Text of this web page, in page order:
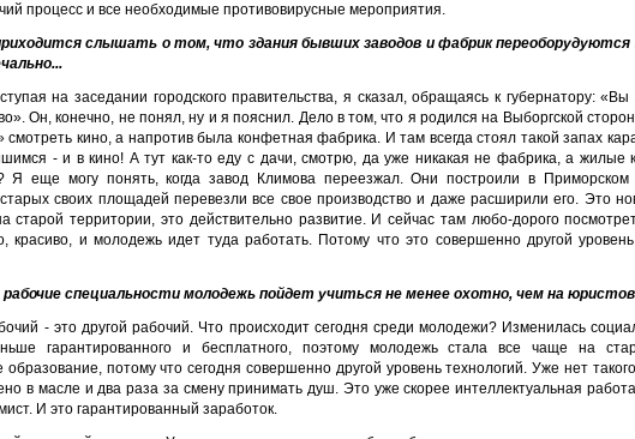
процесс и все необхо­димые противовирусные мероприятия.
слышать о том, что здания бывших заводов и фабрик
на заседании го­родского правительства, я сказал, обращаясь к губернатору:
Он, конеч­но, не понял, ну и я пояснил. Дело в том, что я родился на Выборгской
смотреть кино, а напротив была конфетная фабрика. И там всегда стоял такой запах
- и в кино! А тут как-то еду с дачи, смотрю, да уже никакая не фабрика, а жилые
Я еще могу понять, когда завод Климова переезжал. Они построили в Приморском
своих площадей перевезли все свое производство и даже рас­ширили его. Это
старой терри­тории, это действительно развитие. И сейчас там любо-дорого
красиво, и молодежь идет туда работать. Потому что это совершенно другой уровень
рабочие специальности моло­дежь пойдет учиться не менее охотно, чем на
- это другой рабо­чий. Что происходит сегодня среди молодежи? Изменилась
гарантирован­ного и бесплатного, поэтому молодежь стала все чаще на
потому что сегодня совершенно другой уровень техноло­гий. Уже нет
в масле и два раза за смену принимать душ. Это уже скорее интеллектуальная
И это гарантированный заработок.